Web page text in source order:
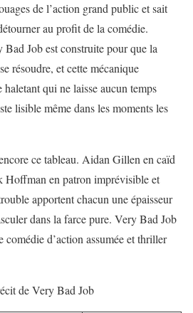
de l’action grand public et sait
au profit de la comédie.
Bad Job est construite pour que la
résoudre, et cette mécanique
haletant qui ne laisse aucun temps
lisible même dans les moments les
ce tableau. Aidan Gillen en caïd
Hoffman en patron imprévisible et
apportent chacun une épaisseur
dans la farce pure. Very Bad Job
d’action assumée et thriller
de Very Bad Job